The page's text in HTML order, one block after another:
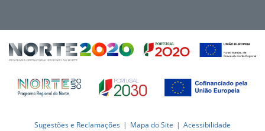
Sugestões e Reclamações Mapa do Site Acessibilidade